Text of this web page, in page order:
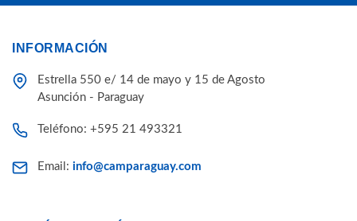
INFORMACIÓN
Estrella 550 e/ 14 de mayo y 15 de Agosto
Asunción - Paraguay
Teléfono: +595 21 493321
Email: info@camparaguay.com